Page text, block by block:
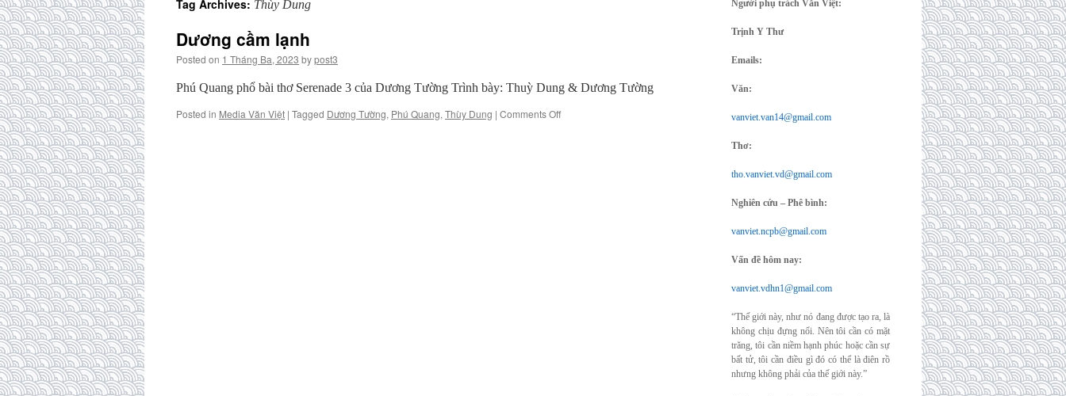
Tag Archives: Thùy Dung
Dương cầm lạnh
Posted on 1 Tháng Ba, 2023 bypost3
Phú Quang phổ bài thơ Serenade 3 của Dương Tường Trình bày: Thuỳ Dung & Dương Tường
Posted in Media Văn Việt | Tagged Dương Tường, Phú Quang, Thùy Dung | Comments Offon
Người phụ trách Văn Việt:
Trịnh Y Thư
Emails:
Văn:
vanviet.van14@gmail.com
Thơ:
tho.vanviet.vd@gmail.com
Nghiên cứu – Phê bình:
vanviet.ncpb@gmail.com
Vấn đề hôm nay:
vanviet.vdhn1@gmail.com
“Thế giới này, như nó đang được tạo ra, là
không chịu đựng nổi. Nên tôi cần có mặt
trăng, tôi cần niềm hạnh phúc hoặc cần sự
bất tử, tôi cần điều gì đó có thể là điên rồ
nhưng không phải của thế giới này.”